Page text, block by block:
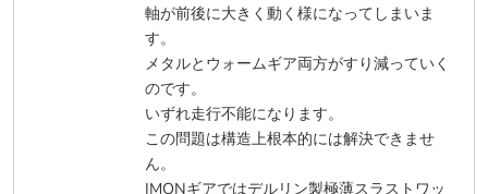
軸が前後に大きく動く様になってしまいま
す。
メタルとウォームギア両方がすり減っていく
のです。
いずれ走行不能になります。
この問題は構造上根本的には解決できませ
ん。
IMONギアではデルリン製極薄スラストワッ